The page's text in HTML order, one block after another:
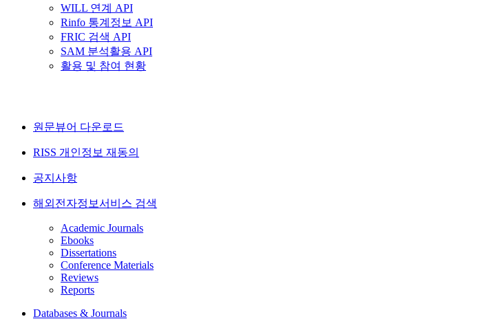
WILL 연계 API
Rinfo 통계정보 API
FRIC 검색 API
SAM 분석활용 API
활용 및 참여 현황
원문뷰어 다운로드
RISS 개인정보 재동의
공지사항
해외전자정보서비스 검색
Academic Journals
Ebooks
Dissertations
Conference Materials
Reviews
Reports
Databases & Journals